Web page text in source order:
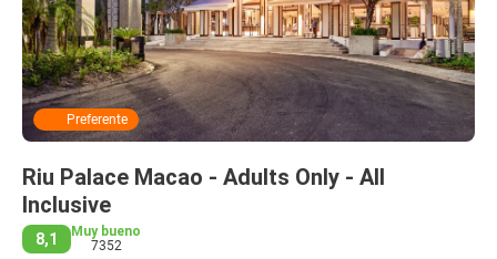
Preferente
Riu Palace Macao - Adults Only - All
Inclusive
8,1
Muy bueno
7352